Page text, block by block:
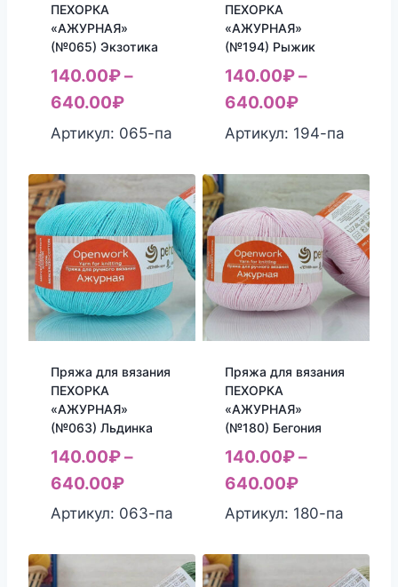
ПЕХОРКА
«АЖУРНАЯ»
(№065) Экзотика
140.00₽–
640.00₽
Артикул: 065-па
ПЕХОРКА
«АЖУРНАЯ»
(№194) Рыжик
140.00₽–
640.00₽
Артикул: 194-па
Пряжа для вязания
ПЕХОРКА
«АЖУРНАЯ»
(№063) Льдинка
140.00₽–
640.00₽
Артикул: 063-па
Пряжа для вязания
ПЕХОРКА
«АЖУРНАЯ»
(№180) Бегония
140.00₽–
640.00₽
Артикул: 180-па